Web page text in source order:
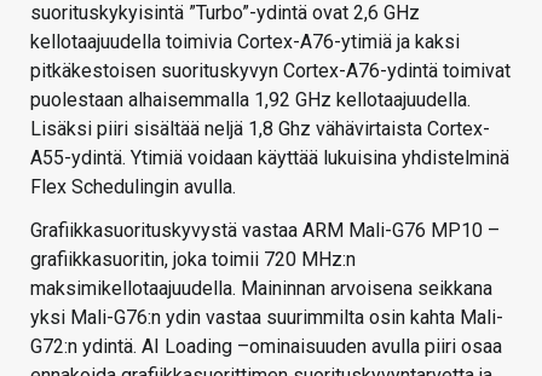
suorituskykyisintä ”Turbo”-ydintä ovat 2,6 GHz
kellotaajuudella toimivia Cortex-A76-ytimiä ja kaksi
pitkäkestoisen suorituskyvyn Cortex-A76-ydintä toimivat
puolestaan alhaisemmalla 1,92 GHz kellotaajuudella.
Lisäksi piiri sisältää neljä 1,8 Ghz vähävirtaista Cortex-
A55-ydintä. Ytimiä voidaan käyttää lukuisina yhdistelminä
Flex Schedulingin avulla.
Grafiikkasuorituskyvystä vastaa ARM Mali-G76 MP10 –
grafiikkasuoritin, joka toimii 720 MHz:n
maksimikellotaajuudella. Maininnan arvoisena seikkana
yksi Mali-G76:n ydin vastaa suurimmilta osin kahta Mali-
G72:n ydintä. AI Loading –ominaisuuden avulla piiri osaa